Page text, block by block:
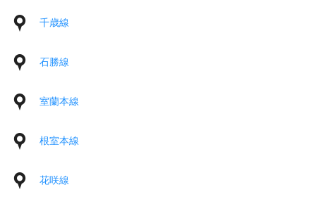
千歳線
石勝線
室蘭本線
根室本線
花咲線